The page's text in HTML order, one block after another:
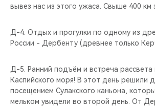
вывез нас из этого ужаса. Свыше 400 км
Д-4. Отдых и прогулки по одному из
России - Дербенту (древнее только
Д-5. Ранний подъём и встреча рассвета
Каспийского моря! В этот день решили
посещением Сулакского каньона,
мельком увидели во второй день. От